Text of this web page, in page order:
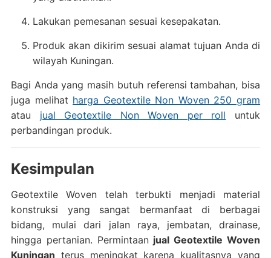
Lakukan pemesanan sesuai kesepakatan.
Produk akan dikirim sesuai alamat tujuan Anda di
wilayah Kuningan.
Bagi Anda yang masih butuh referensi tambahan, bisa
juga melihat harga Geotextile Non Woven 250 gram
atau jual Geotextile Non Woven per roll untuk
perbandingan produk.
Kesimpulan
Geotextile Woven telah terbukti menjadi material
konstruksi yang sangat bermanfaat di berbagai
bidang, mulai dari jalan raya, jembatan, drainase,
hingga pertanian. Permintaan jual Geotextile Woven
Kuningan terus meningkat karena kualitasnya yang